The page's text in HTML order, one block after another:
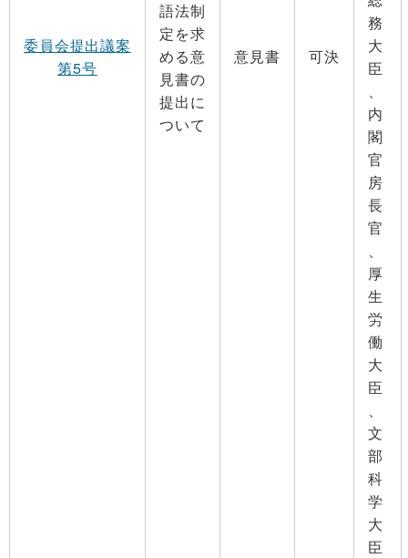
委員会提出議案
第5号
語法制
定を求
める意
見書の
提出に
ついて
意見書 可決
務
大
臣
、
内
閣
官
房
長
官
、
厚
生
労
働
大
臣
、
文
部
科
学
大
臣